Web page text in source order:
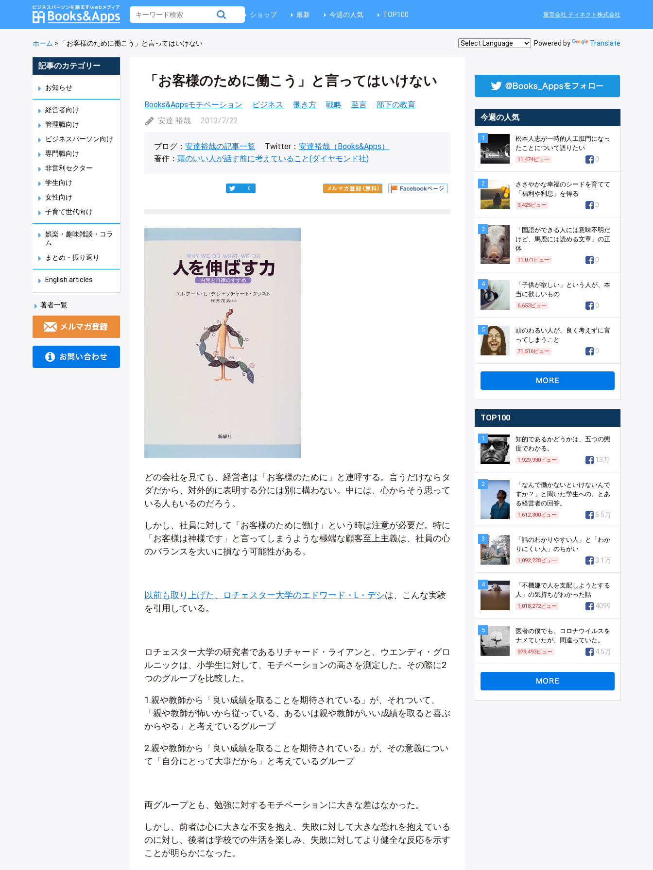
ショップ 最新 今週の人気 TOP100 運営会社 ティネクト株式会社
ホーム > 「お客様のために働こう」と言ってはいけない Powered by Translate
記事のカテゴリー
お知らせ
経営者向け
管理職向け
ビジネスパーソン向け
専門職向け
非営利セクター
学生向け
女性向け
子育て世代向け
娯楽・趣味雑談・コラ
ム
まとめ・振り返り
English articles
著者一覧
「お客様のために働こう」と言ってはいけない
Books&Appsモチベーション ビジネス 働き方 戦略 至言
部下の教育
安達 裕哉
2013/7/22
ブログ： 安達裕哉の記事一覧 Twitter： 安達裕哉（Books&Apps）
著作： 頭のいい人が話す前に考えていること(ダイヤモンド社)
0
どの会社を見ても、経営者は「お客様のために」と連呼する。言うだけならタ
ダだから、対外的に表明する分には別に構わない。中には、心からそう思って
いる人もいるのだろう。
しかし、社員に対して「お客様のために働け」という時は注意が必要だ。特に
「お客様は神様です」と言ってしまうような極端な顧客至上主義は、社員の心
のバランスを大いに損なう可能性がある。
以前も取り上げた、ロチェスター大学のエドワード・L・デシは、こんな実験
を引用している。
ロチェスター大学の研究者であるリチャード・ライアンと、ウエンディ・グロ
ルニックは、小学生に対して、モチベーションの高さを測定した。その際に2
つのグループを比較した。
1.親や教師から「良い成績を取ることを期待されている」が、それついて、
「親や教師が怖いから従っている、あるいは親や教師がいい成績を取ると喜ぶ
からやる」と考えているグループ
2.親や教師から「良い成績を取ることを期待されている」が、その意義につい
て「自分にとって大事だから」と考えているグループ
両グループとも、勉強に対するモチベーションに大きな差はなかった。
しかし、前者は心に大きな不安を抱え、失敗に対して大きな恐れを抱えている
のに対し、後者は学校での生活を楽しみ、失敗に対してより健全な反応を示す
ことが明らかになった。
今週の人気
1
松本人志が一時的人工肛門になっ
たことについて語りたい
11,474ビュー 0
2
ささやかな幸福のシードを育てて
「福利や利息」を得る
3,425ビュー 0
3
「国語ができる人には意味不明だ
けど、馬鹿には読める文章」の正
体
11,071 ビュー 0
4
「子供が欲しい」という人が、本
当に欲しいもの
6,653ビュー 0
5
頭のわるい人が、良く考えずに言
ってしまうこと
71,516ビュー 0
TOP100
1
知的であるかどうかは、五つの態
度でわかる。
1,929,930ビュー 13万
2
「なんで働かないといけないんで
すか？」と聞いた学生への、とあ
る経営者の回答。
1,612,300ビュー 6.5万
3
「話のわかりやすい人」と「わか
りにくい人」のちがい
1,092,228ビュー 3.1万
4
「不機嫌で人を支配しようとする
人」の気持ちがわかった話
1,018,272ビュー 4099
5
医者の僕でも、コロナウイルスを
ナメていたが、間違っていた。
979,493ビュー 4.5万